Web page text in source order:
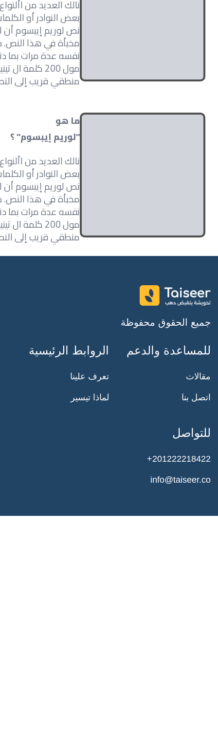
نالك العديد من
بعض النوادر أو
نص لوريم إيبسوم
مخبأة في هذا النص.
نفسه عدة مرات بما
مول 200
منطقي قريب إلى
ما هو
"لوريم إيبسوم" ؟
نالك العديد من
بعض النوادر أو
نص لوريم إيبسوم
مخبأة في هذا النص.
نفسه عدة مرات بما
مول 200
منطقي قريب إلى
جميع الحقوق محفوظة
الروابط الرئيسية
تعرف علينا
لماذا تيسير
للمساعدة والدعم
مقالات
اتصل بنا
للتواصل
+201222218422
info@taiseer.co